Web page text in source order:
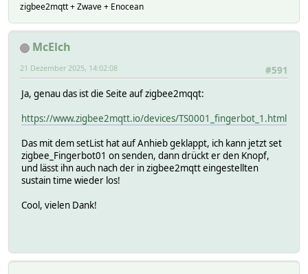
# etag 13a9585ac21bbe9163288cb8183f3eac
# lastannounced 2025-11-15T12:23:08Z
# manufacturername _TZ3210_j4pdtz9v
# name On/Off output 12
# swversion 1.1.3
# uniqueid a4:c1:38:41:9b:74:1f:5a-01
# config:
# groups:
# 11
# 10
#
zigbee2mqtt + Zwave + Enocean
McElch
#591
21 Dezember 2025, 14:02:08
Ja, genau das ist die Seite auf zigbee2mqqt:
https://www.zigbee2mqtt.io/devices/TS0001_fingerbot_1.html
Das mit dem setList hat auf Anhieb geklappt, ich kann jetzt set
zigbee_Fingerbot01 on senden, dann drückt er den Knopf,
und lässt ihn auch nach der in zigbee2mqtt eingestellten
sustain time wieder los!
Cool, vielen Dank!